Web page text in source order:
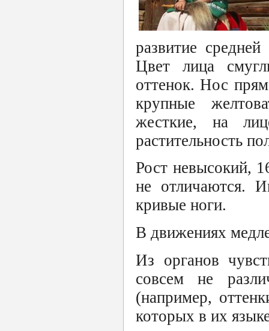
развитие
Цвет лица
оттенок. Нос
крупные
жесткие, на
растительность
Рост невысокий,
не отличаются.
кривые ноги.
В движениях
Из органов
совсем не
(например,
которых в их